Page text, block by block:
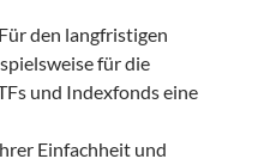
Für den langfristigen
für die
und Indexfonds eine
Einfachheit und